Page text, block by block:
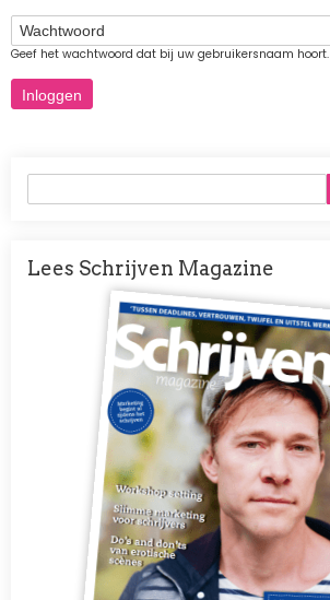
Wachtwoord
Geef het wachtwoord dat bij uw gebruikersnaam hoort.
Lees Schrijven Magazine
Afbeelding